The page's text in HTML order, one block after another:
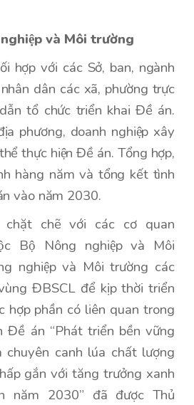
và Môi trường
hợp với các Sở, ban, ngành
dân các xã, phường trực
tổ chức triển khai Đề án.
phương, doanh nghiệp xây
thực hiện Đề án. Tổng hợp,
hàng năm và tổng kết tình
vào năm 2030.
chặt chẽ với các cơ quan
Bộ Nông nghiệp và Môi
nghiệp và Môi trường các
ĐBSCL để kịp thời triển
hợp phần có liên quan trong
Đề án “Phát triển bền vững
chuyên canh lúa chất lượng
gắn với tăng trưởng xanh
năm 2030” đã được Thủ